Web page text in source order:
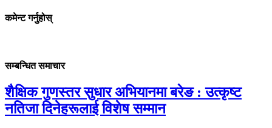
कमेन्ट गर्नुहोस्
सम्बन्धित समाचार
शैक्षिक गुणस्तर सुधार अभियानमा बरेङ : उत्कृष्ट
नतिजा दिनेहरूलाई विशेष सम्मान